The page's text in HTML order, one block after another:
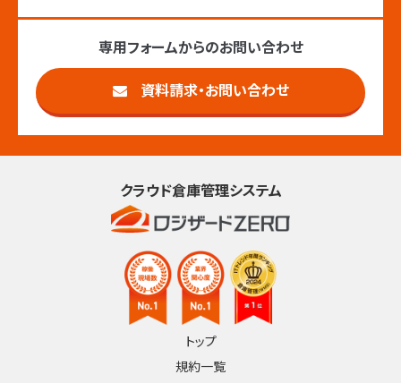
専用フォームからのお問い合わせ
資料請求・お問い合わせ
クラウド倉庫管理システム
トップ
規約一覧